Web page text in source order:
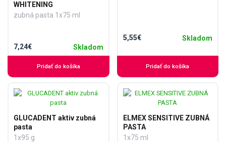
WHITENING
zubná pasta 1x75 ml
7,24€ Skladom
Pridať do košíka
5,55€ Skladom
Pridať do košíka
GLUCADENT aktiv zubná
pasta
1x95 g
ELMEX SENSITIVE ZUBNÁ
PASTA
1x75 ml